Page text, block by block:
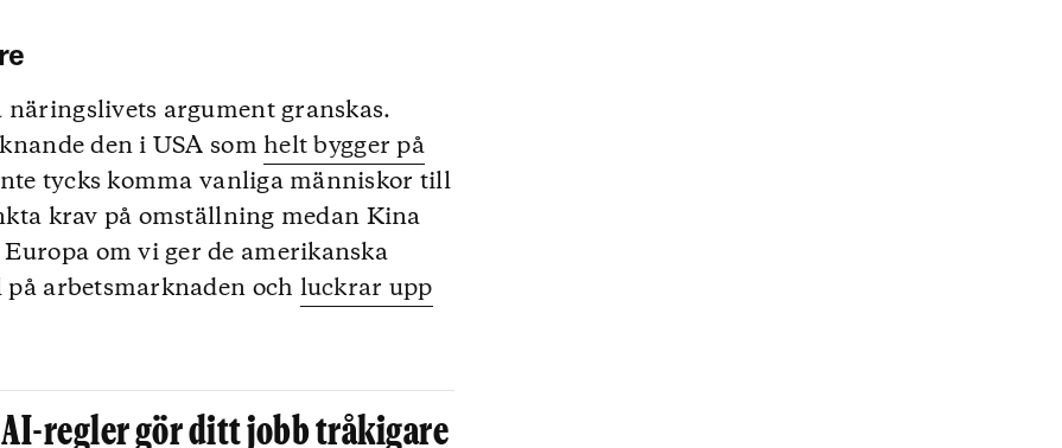
argument granskas.
den i USA somhelt bygger på
tycks komma vanliga människor till
krav på omställning medan Kina
om vi ger de amerikanska
arbetsmarknaden och luckrar upp
regler gör ditt jobb tråkigare